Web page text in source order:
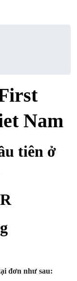
Nam
tiên ở
đơn như sau: